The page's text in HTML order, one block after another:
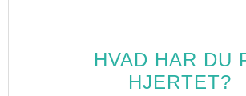
HVAD HAR DU
HJERTET?